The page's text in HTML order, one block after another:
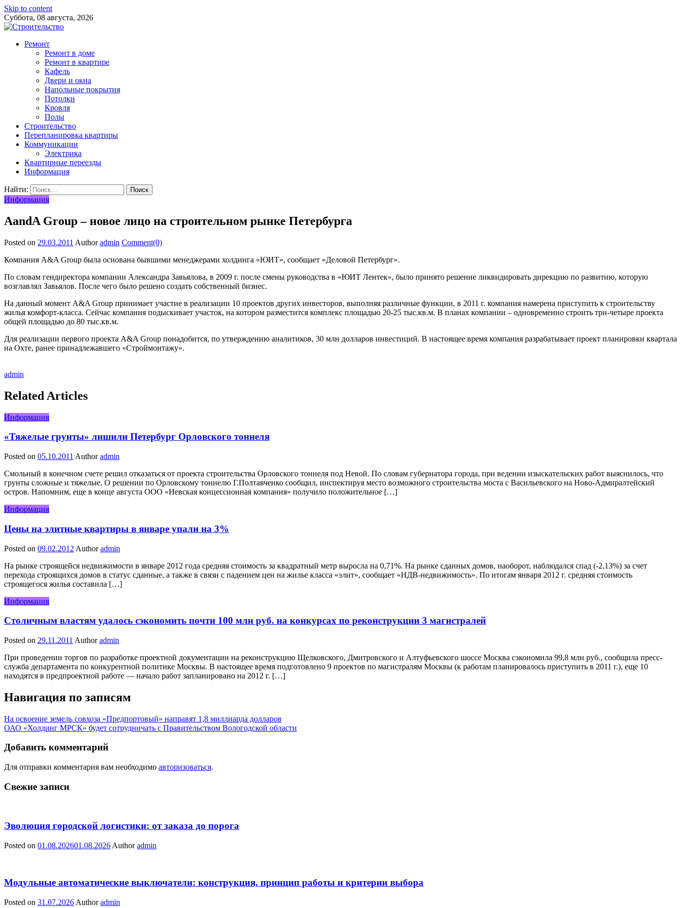
Skip to content
Суббота, 08 августа, 2026
Ремонт
Ремонт в доме
Ремонт в квартире
Кафель
Двери и окна
Напольные покрытия
Потолки
Кровля
Полы
Строительство
Перепланировка квартиры
Коммуникации
Электрика
Квартирные переезды
Информация
Найти:
Информация
AandA Group – новое лицо на строительном рынке Петербурга
Posted on 29.03.2011 Author admin Comment(0)
Компания A&A Group была основана бывшими менеджерами холдинга «ЮИТ», сообщает «Деловой Петербург».
По словам гендиректора компании Александра Завьялова, в 2009 г. после смены руководства в «ЮИТ Лентек», было принято решение ликвидировать дирекцию по развитию, которую
возглавлял Завьялов. После чего было решено создать собственный бизнес.
На данный момент A&A Group принимает участие в реализации 10 проектов других инвесторов, выполняя различные функции, в 2011 г. компания намерена приступить к строительству
жилья комфорт-класса. Сейчас компания подыскивает участок, на котором разместится комплекс площадью 20-25 тыс.кв.м. В планах компании – одновременно строить три-четыре проекта
общей площадью до 80 тыс.кв.м.
Для реализации первого проекта A&A Group понадобится, по утверждению аналитиков, 30 млн долларов инвестиций. В настоящее время компания разрабатывает проект планировки квартала
на Охте, ранее принадлежавшего «Строймонтажу».
admin
Related Articles
Информация
«Тяжелые грунты» лишили Петербург Орловского тоннеля
Posted on 05.10.2011 Author admin
Смольный в конечном счете решил отказаться от проекта строительства Орловского тоннеля под Невой. По словам губернатора города, при ведении изыскательских работ выяснилось, что
грунты сложные и тяжелые. О решении по Орловскому тоннелю Г.Полтавченко сообщил, инспектируя место возможного строительства моста с Васильевского на Ново-Адмиралтейский
остров. Напомним, еще в конце августа ООО «Невская концессионная компания» получило положительное […]
Информация
Цены на элитные квартиры в январе упали на 3%
Posted on 09.02.2012 Author admin
На рынке строящейся недвижимости в январе 2012 года средняя стоимость за квадратный метр выросла на 0,71%. На рынке сданных домов, наоборот, наблюдался спад (-2,13%) за счет
перехода строящихся домов в статус сданные, а также в связи с падением цен на жилье класса «элит», сообщает «НДВ-недвижимость». По итогам января 2012 г. средняя стоимость
строящегося жилья составила […]
Информация
Столичным властям удалось сэкономить почти 100 млн руб. на конкурсах по реконструкции 3 магистралей
Posted on 29.11.2011 Author admin
При проведении торгов по разработке проектной документации на реконструкцию Щелковского, Дмитровского и Алтуфьевского шоссе Москва сэкономила 99,8 млн руб., сообщила пресс-
служба департамента по конкурентной политике Москвы. В настоящее время подготовлено 9 проектов по магистралям Москвы (к работам планировалось приступить в 2011 г.), еще 10
находятся в предпроектной работе — начало работ запланировано на 2012 г. […]
Навигация по записям
На освоение земель совхоза «Предпортовый» направят 1,8 миллиарда долларов
ОАО «Холдинг МРСК» будет сотрудничать с Правительством Вологодской области
Добавить комментарий
Для отправки комментария вам необходимо авторизоваться.
Свежие записи
Эволюция городской логистики: от заказа до порога
Posted on 01.08.202601.08.2026 Author admin
Модульные автоматические выключатели: конструкция, принцип работы и критерии выбора
Posted on 31.07.2026 Author admin